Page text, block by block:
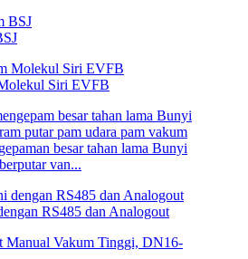
Siri EVFB
besar tahan lama Bunyi
van...
RS485 dan Analogout